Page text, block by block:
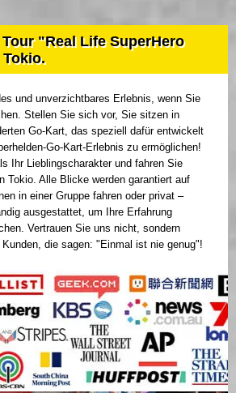
"Real Life SuperHero
und unverzichtbares Erlebnis, wenn Sie
Stellen Sie sich vor, Sie sitzen in
Go-Kart, das speziell dafür entwickelt
Go-Kart-Erlebnis zu ermöglichen!
Ihr Lieblingscharakter und fahren Sie
Tokio. Alle Blicke werden garantiert auf
in einer Gruppe fahren oder privat –
ausgestattet, um Ihre Erfahrung
Vertrauen Sie uns nicht, sondern
die sagen: "Einmal ist nie genug"!